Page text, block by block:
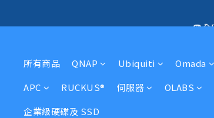
所有商品 QNAP Ubiquiti Omada
APC
RUCKUS® 伺服器 OLABS
企業級硬碟及 SSD